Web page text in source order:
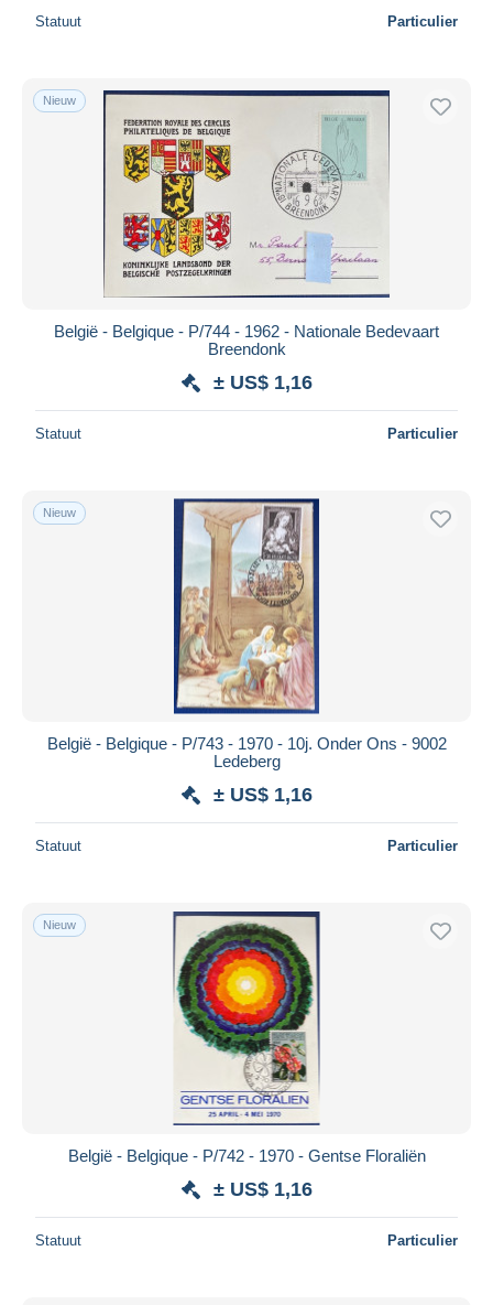
Statuut Particulier
Nieuw
België - Belgique - P/744 - 1962 - Nationale Bedevaart
Breendonk
± US$ 1,16
Statuut Particulier
Nieuw
België - Belgique - P/743 - 1970 - 10j. Onder Ons - 9002
Ledeberg
± US$ 1,16
Statuut Particulier
Nieuw
België - Belgique - P/742 - 1970 - Gentse Floraliën
± US$ 1,16
Statuut Particulier